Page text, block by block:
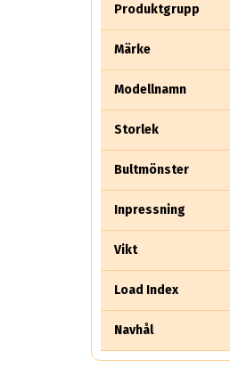
Produktgrupp
Märke
Modellnamn
Storlek
Bultmönster
Inpressning
Vikt
Load Index
Navhål